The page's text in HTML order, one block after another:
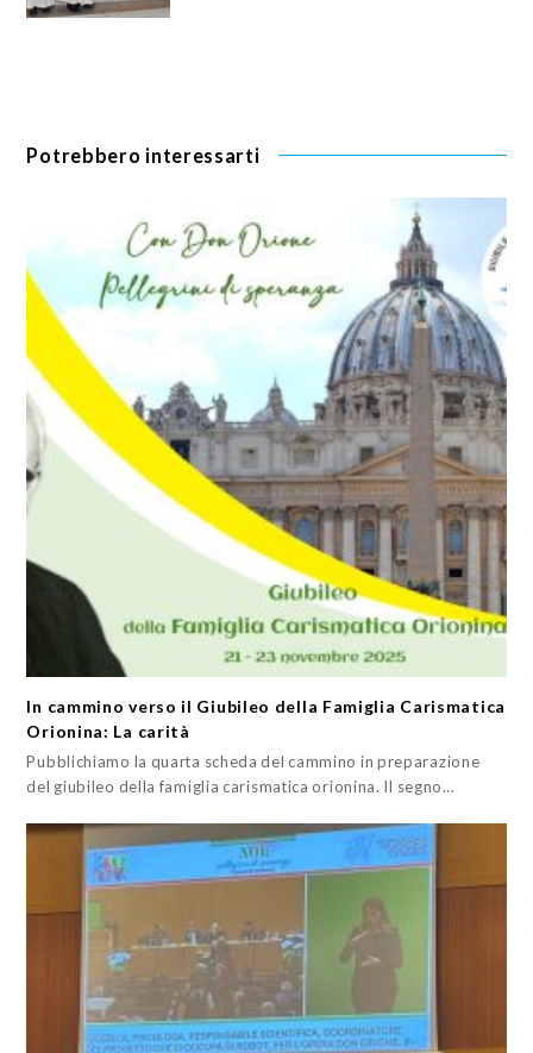
Potrebbero interessarti
In cammino verso il Giubileo della Famiglia Carismatica
Orionina: La carità
Pubblichiamo la quarta scheda del cammino in preparazione
del giubileo della famiglia carismatica orionina. Il segno…